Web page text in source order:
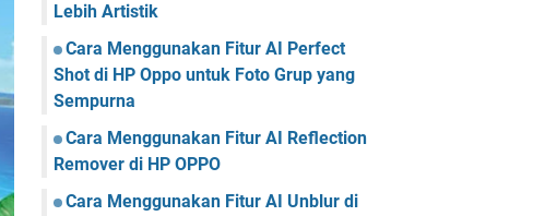
Lebih Artistik
Cara Menggunakan Fitur AI Perfect
Shot di HP Oppo untuk Foto Grup yang
Sempurna
Cara Menggunakan Fitur AI Reflection
Remover di HP OPPO
Cara Menggunakan Fitur AI Unblur di